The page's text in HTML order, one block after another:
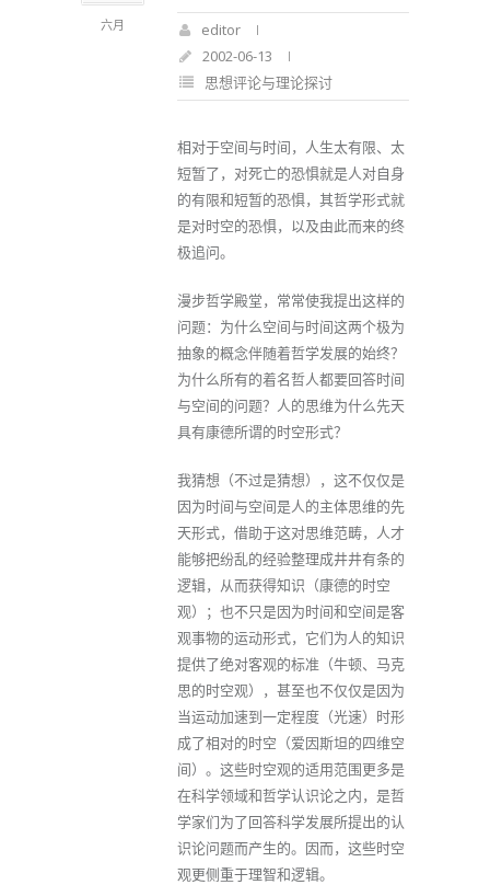
六月
editor
2002-06-13
思想评论与理论探讨
相对于空间与时间，人生太有限、太
短暂了，对死亡的恐惧就是人对自身
的有限和短暂的恐惧，其哲学形式就
是对时空的恐惧，以及由此而来的终
极追问。
漫步哲学殿堂，常常使我提出这样的
问题：为什么空间与时间这两个极为
抽象的概念伴随着哲学发展的始终？
为什么所有的着名哲人都要回答时间
与空间的问题？人的思维为什么先天
具有康德所谓的时空形式？
我猜想（不过是猜想），这不仅仅是
因为时间与空间是人的主体思维的先
天形式，借助于这对思维范畴，人才
能够把纷乱的经验整理成井井有条的
逻辑，从而获得知识（康德的时空
观）；也不只是因为时间和空间是客
观事物的运动形式，它们为人的知识
提供了绝对客观的标准（牛顿、马克
思的时空观），甚至也不仅仅是因为
当运动加速到一定程度（光速）时形
成了相对的时空（爱因斯坦的四维空
间）。这些时空观的适用范围更多是
在科学领域和哲学认识论之内，是哲
学家们为了回答科学发展所提出的认
识论问题而产生的。因而，这些时空
观更侧重于理智和逻辑。